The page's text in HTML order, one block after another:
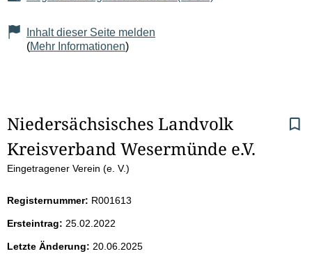
Inhalt dieser Seite melden
(Mehr Informationen)
S
e
t
e
Niedersächsisches Landvolk
Kreisverband Wesermünde e.V.
Eingetragener Verein (e. V.)
Registernummer: R001613
Ersteintrag: 25.02.2022
Letzte Änderung: 20.06.2025